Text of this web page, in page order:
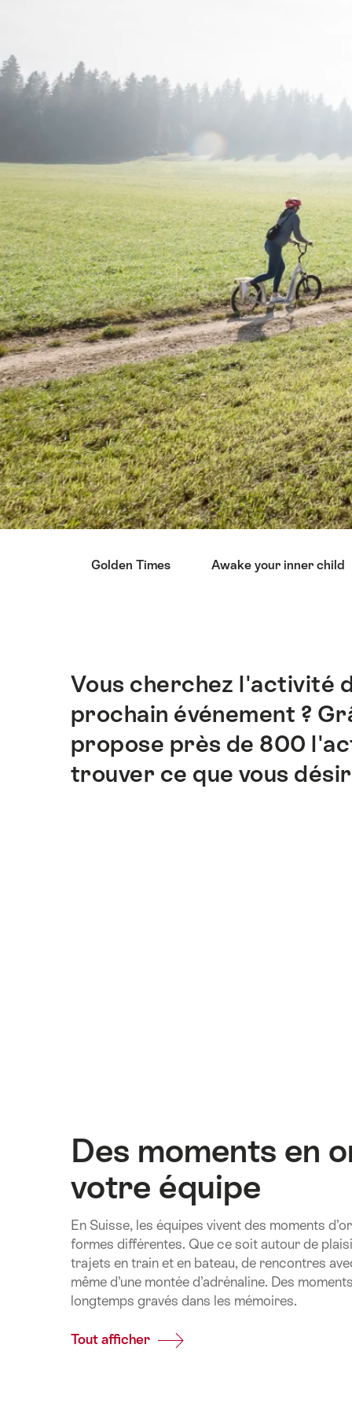
des
points
forts
sur
cette
page.
Golden Times Awake your inner child
Introduction
Vous cherchez l'activité
prochain événement ?
propose près de 800
trouver ce que vous
Des moments en
votre équipe
En Suisse, les équipes vivent des moments
formes différentes. Que ce soit autour de
trajets en train et en bateau, de rencontres
même d’une montée d’adrénaline. Des
longtemps gravés dans les mémoires.
Tout afficher Common.Of